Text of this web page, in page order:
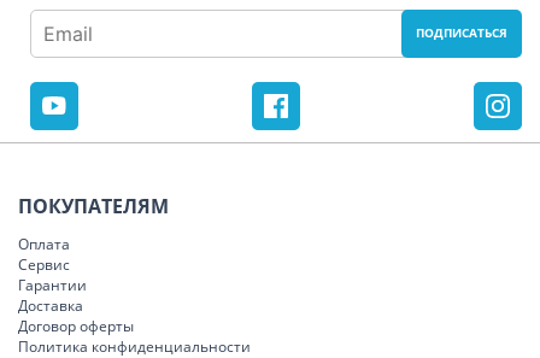
ПОКУПАТЕЛЯМ
Оплата
Сервис
Гарантии
Доставка
Договор оферты
Политика конфиденциальности